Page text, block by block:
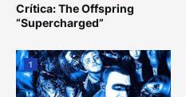
Crítica: The Offspring
“Supercharged”
1